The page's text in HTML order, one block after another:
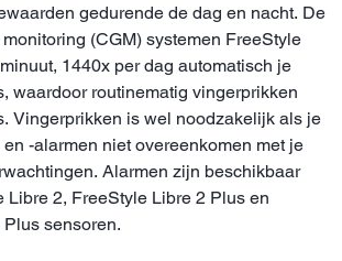
gedurende de dag en nacht. De
(CGM) systemen FreeStyle
1440x per dag automatisch je
waardoor routinematig vingerprikken
Vingerprikken is wel noodzakelijk als je
-alarmen niet overeenkomen met je
Alarmen zijn beschikbaar
Libre 2, FreeStyle Libre 2 Plus en
sensoren.